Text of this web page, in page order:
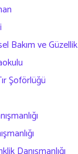
Bakım ve Güzellik
Şoförlüğü